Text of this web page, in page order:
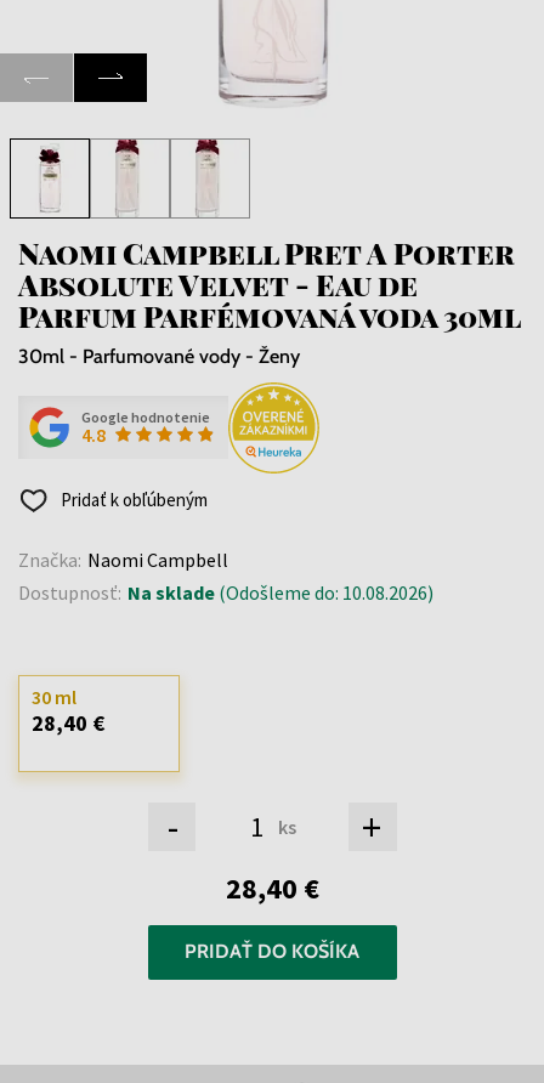
Naomi Campbell Pret A Porter
Absolute Velvet - Eau de
Parfum Parfémovaná voda 30ml
30ml - Parfumované vody - Ženy
Google hodnotenie
4.8
Pridať k obľúbeným
Značka: Naomi Campbell
Dostupnosť: Na sklade (Odošleme do: 10.08.2026)
- ks +
30 ml
28,40 €
28,40 €
PRIDAŤ DO KOŠÍKA